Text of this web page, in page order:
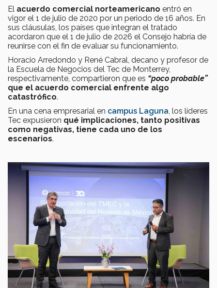
El acuerdo comercial norteamericano entró en
vigor el 1 de julio de 2020 por un periodo de 16 años. En
sus cláusulas, los países que integran el tratado
acordaron que el 1 de julio de 2026 el Consejo habría de
reunirse con el fin de evaluar su funcionamiento.
Horacio Arredondo y René Cabral, decano y profesor de
la Escuela de Negocios del Tec de Monterrey,
respectivamente, compartieron que es “poco probable”
que el acuerdo comercial enfrente algo
catastrófico.
En una cena empresarial en campus Laguna , los líderes
Tec expusieron qué implicaciones, tanto positivas
como negativas, tiene cada uno de los
escenarios.